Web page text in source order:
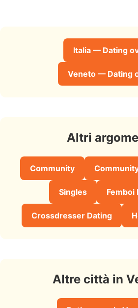
Italia — Dating
Veneto — Dating
Altri
Community
Singles Femboi
Crossdresser Dating
Altre città in